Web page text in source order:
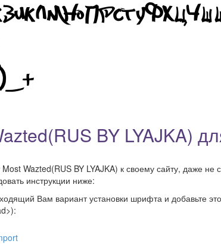
BY LYAJKA)
Wazted(RUS BY LYAJKA) к своему сайту, даже не
инструкции ниже:
Вам вариант установки шрифта и добавьте